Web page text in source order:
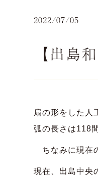
2022/07/05
【出島
扇の形をした人
弧の長さは118
ちなみに現在
現在、出島中央